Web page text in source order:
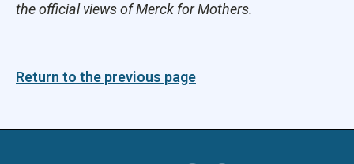
the official views of Merck for Mothers.
Return to the previous page